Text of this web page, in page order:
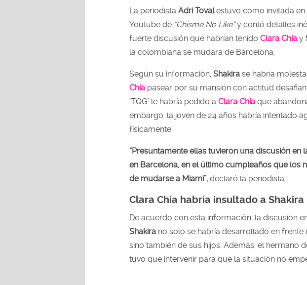
La periodista Adri Tovalestuvo como invitada en
Youtube de “Chisme No Like”y contó detalles
fuerte discusión que habrían tenido Clara Chía y
la colombiana se mudara de Barcelona.
Según su información, Shakira se habría
Chía pasear por su mansión con actitud
‘TQG’ le habría pedido a Clara Chía que
embargo, la joven de 24 años habría intentado
físicamente.
“Presuntamente ellas tuvieron una discusión en
en Barcelona, en el último cumpleaños que los
de mudarse a Miami”, declaró la periodista.
Clara Chía habría insultado a Shakira
De acuerdo con esta información, la discusión
Shakira no solo se habría desarrollado en frente
sino también de sus hijos. Además, el hermano
tuvo que intervenir para que la situación no